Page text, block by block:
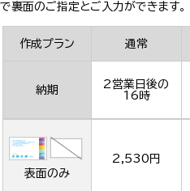
で裏面のご指定とご入力ができます。
作成プラン 通常
納期
2営業日後の
16時
表面のみ
2,530円